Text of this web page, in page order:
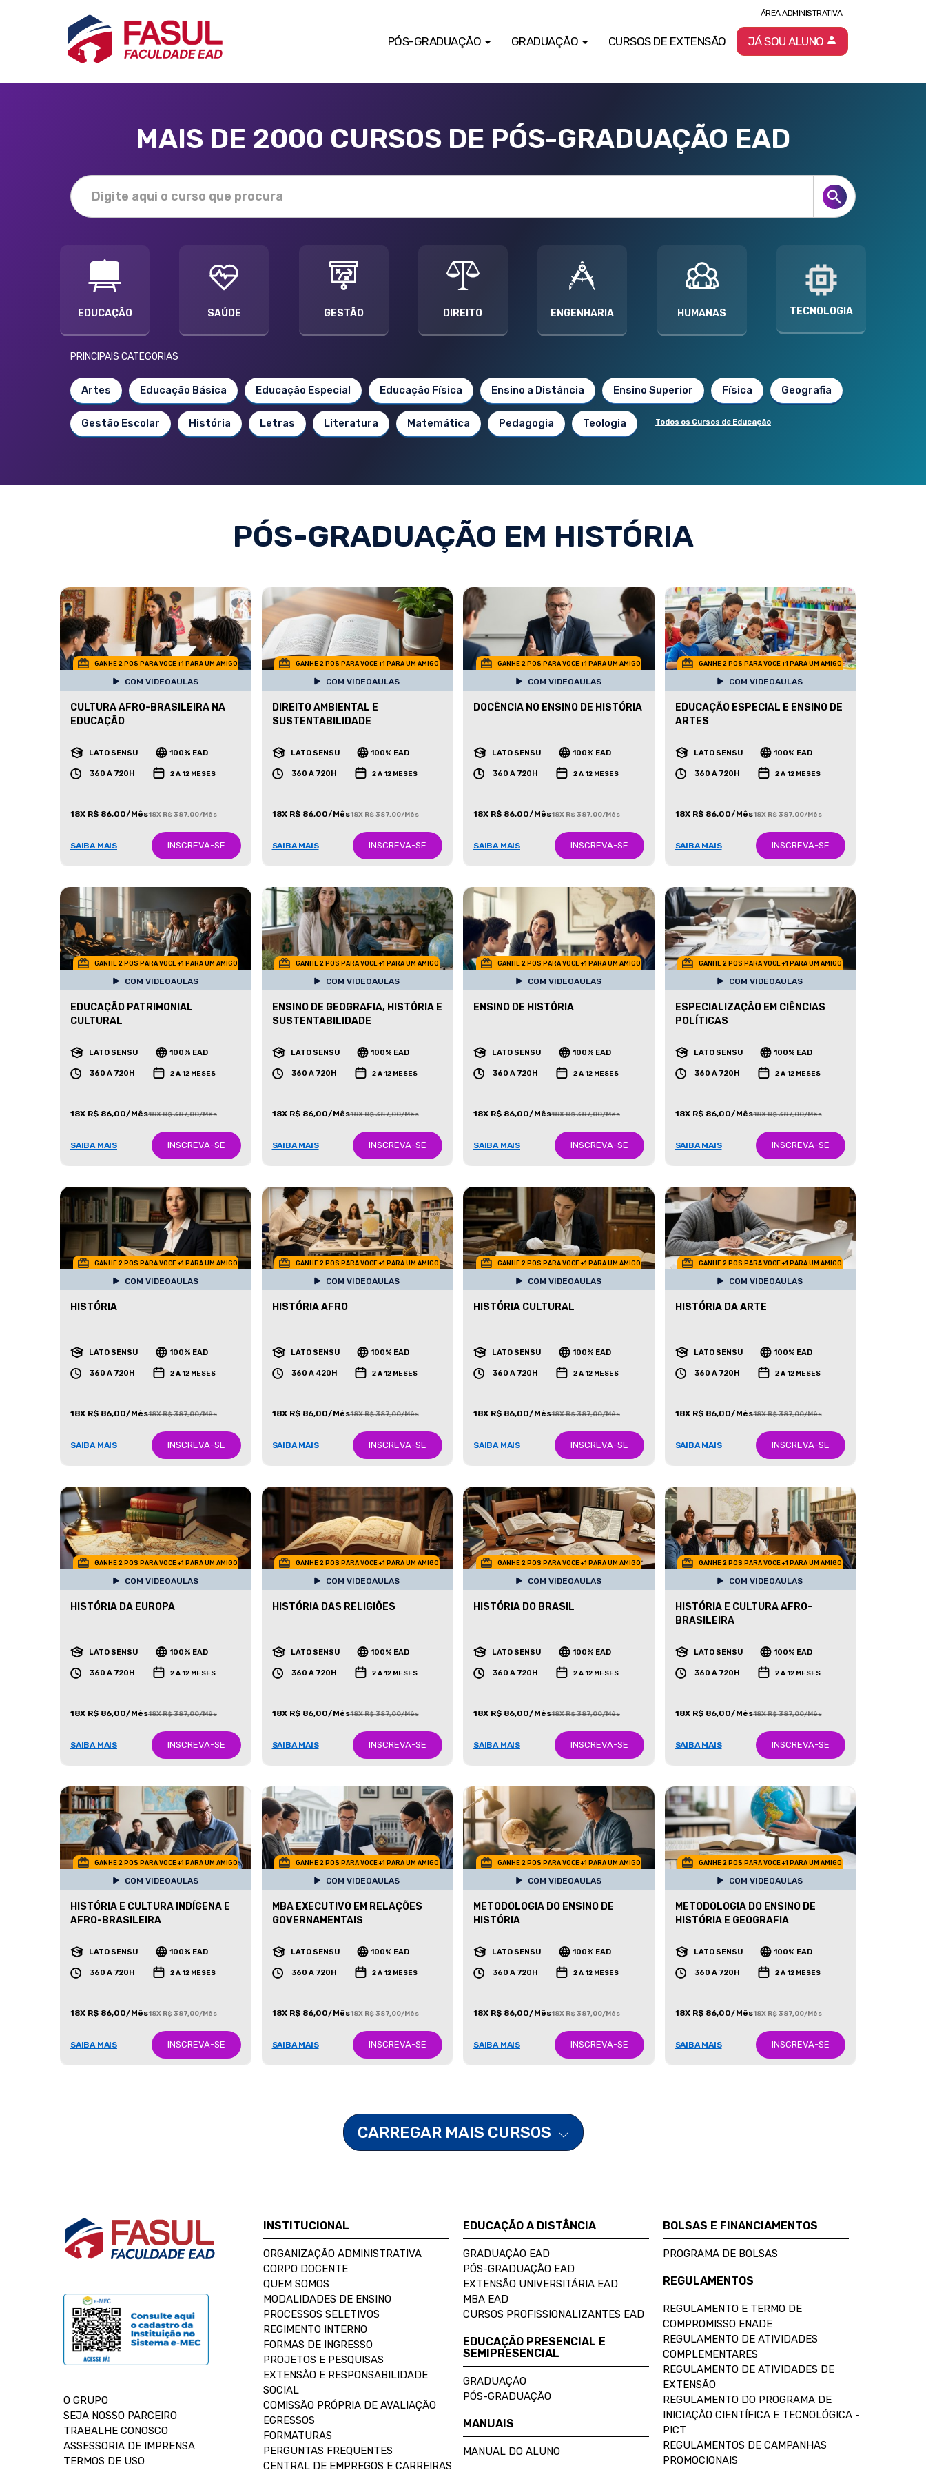
PÓS-GRADUAÇÃO GRADUAÇÃO CURSOS DE EXTENSÃO
ÁREA ADMINISTRATIVA
JÁ SOU ALUNO
MAIS DE 2000 CURSOS DE PÓS-GRADUAÇÃO EAD
EDUCAÇÃO SAÚDE GESTÃO DIREITO ENGENHARIA HUMANAS TECNOLOGIA
PRINCIPAIS CATEGORIAS
Artes Educação Básica Educação Especial Educação Física Ensino a Distância Ensino Superior Física Geografia
Gestão Escolar História Letras Literatura Matemática Pedagogia Teologia Todos os Cursos de Educação
PÓS-GRADUAÇÃO EM HISTÓRIA
GANHE 2 POS PARA VOCE +1 PARA UM AMIGO
COM VIDEOAULAS
CULTURA AFRO-BRASILEIRA NA
EDUCAÇÃO
LATO SENSU 100% EAD
360 A 720H 2 A 12 MESES
18X R$ 86,00/Mês18X R$ 387,00/Mês
SAIBA MAIS INSCREVA-SE
GANHE 2 POS PARA VOCE +1 PARA UM AMIGO
COM VIDEOAULAS
DIREITO AMBIENTAL E
SUSTENTABILIDADE
LATO SENSU 100% EAD
360 A 720H 2 A 12 MESES
18X R$ 86,00/Mês18X R$ 387,00/Mês
SAIBA MAIS INSCREVA-SE
GANHE 2 POS PARA VOCE +1 PARA UM AMIGO
COM VIDEOAULAS
DOCÊNCIA NO ENSINO DE HISTÓRIA
LATO SENSU 100% EAD
360 A 720H 2 A 12 MESES
18X R$ 86,00/Mês18X R$ 387,00/Mês
SAIBA MAIS INSCREVA-SE
GANHE 2 POS PARA VOCE +1 PARA UM AMIGO
COM VIDEOAULAS
EDUCAÇÃO ESPECIAL E ENSINO DE
ARTES
LATO SENSU 100% EAD
360 A 720H 2 A 12 MESES
18X R$ 86,00/Mês18X R$ 387,00/Mês
SAIBA MAIS INSCREVA-SE
GANHE 2 POS PARA VOCE +1 PARA UM AMIGO
COM VIDEOAULAS
EDUCAÇÃO PATRIMONIAL
CULTURAL
LATO SENSU 100% EAD
360 A 720H 2 A 12 MESES
18X R$ 86,00/Mês18X R$ 387,00/Mês
SAIBA MAIS INSCREVA-SE
GANHE 2 POS PARA VOCE +1 PARA UM AMIGO
COM VIDEOAULAS
ENSINO DE GEOGRAFIA, HISTÓRIA E
SUSTENTABILIDADE
LATO SENSU 100% EAD
360 A 720H 2 A 12 MESES
18X R$ 86,00/Mês18X R$ 387,00/Mês
SAIBA MAIS INSCREVA-SE
GANHE 2 POS PARA VOCE +1 PARA UM AMIGO
COM VIDEOAULAS
ENSINO DE HISTÓRIA
LATO SENSU 100% EAD
360 A 720H 2 A 12 MESES
18X R$ 86,00/Mês18X R$ 387,00/Mês
SAIBA MAIS INSCREVA-SE
GANHE 2 POS PARA VOCE +1 PARA UM AMIGO
COM VIDEOAULAS
ESPECIALIZAÇÃO EM CIÊNCIAS
POLÍTICAS
LATO SENSU 100% EAD
360 A 720H 2 A 12 MESES
18X R$ 86,00/Mês18X R$ 387,00/Mês
SAIBA MAIS INSCREVA-SE
GANHE 2 POS PARA VOCE +1 PARA UM AMIGO
COM VIDEOAULAS
HISTÓRIA
LATO SENSU 100% EAD
360 A 720H 2 A 12 MESES
18X R$ 86,00/Mês18X R$ 387,00/Mês
SAIBA MAIS INSCREVA-SE
GANHE 2 POS PARA VOCE +1 PARA UM AMIGO
COM VIDEOAULAS
HISTÓRIA AFRO
LATO SENSU 100% EAD
360 A 420H 2 A 12 MESES
18X R$ 86,00/Mês18X R$ 387,00/Mês
SAIBA MAIS INSCREVA-SE
GANHE 2 POS PARA VOCE +1 PARA UM AMIGO
COM VIDEOAULAS
HISTÓRIA CULTURAL
LATO SENSU 100% EAD
360 A 720H 2 A 12 MESES
18X R$ 86,00/Mês18X R$ 387,00/Mês
SAIBA MAIS INSCREVA-SE
GANHE 2 POS PARA VOCE +1 PARA UM AMIGO
COM VIDEOAULAS
HISTÓRIA DA ARTE
LATO SENSU 100% EAD
360 A 720H 2 A 12 MESES
18X R$ 86,00/Mês18X R$ 387,00/Mês
SAIBA MAIS INSCREVA-SE
GANHE 2 POS PARA VOCE +1 PARA UM AMIGO
COM VIDEOAULAS
HISTÓRIA DA EUROPA
LATO SENSU 100% EAD
360 A 720H 2 A 12 MESES
18X R$ 86,00/Mês18X R$ 387,00/Mês
SAIBA MAIS INSCREVA-SE
GANHE 2 POS PARA VOCE +1 PARA UM AMIGO
COM VIDEOAULAS
HISTÓRIA DAS RELIGIÕES
LATO SENSU 100% EAD
360 A 720H 2 A 12 MESES
18X R$ 86,00/Mês18X R$ 387,00/Mês
SAIBA MAIS INSCREVA-SE
GANHE 2 POS PARA VOCE +1 PARA UM AMIGO
COM VIDEOAULAS
HISTÓRIA DO BRASIL
LATO SENSU 100% EAD
360 A 720H 2 A 12 MESES
18X R$ 86,00/Mês18X R$ 387,00/Mês
SAIBA MAIS INSCREVA-SE
GANHE 2 POS PARA VOCE +1 PARA UM AMIGO
COM VIDEOAULAS
HISTÓRIA E CULTURA AFRO-
BRASILEIRA
LATO SENSU 100% EAD
360 A 720H 2 A 12 MESES
18X R$ 86,00/Mês18X R$ 387,00/Mês
SAIBA MAIS INSCREVA-SE
GANHE 2 POS PARA VOCE +1 PARA UM AMIGO
COM VIDEOAULAS
HISTÓRIA E CULTURA INDÍGENA E
AFRO-BRASILEIRA
LATO SENSU 100% EAD
360 A 720H 2 A 12 MESES
18X R$ 86,00/Mês18X R$ 387,00/Mês
SAIBA MAIS INSCREVA-SE
GANHE 2 POS PARA VOCE +1 PARA UM AMIGO
COM VIDEOAULAS
MBA EXECUTIVO EM RELAÇÕES
GOVERNAMENTAIS
LATO SENSU 100% EAD
360 A 720H 2 A 12 MESES
18X R$ 86,00/Mês18X R$ 387,00/Mês
SAIBA MAIS INSCREVA-SE
GANHE 2 POS PARA VOCE +1 PARA UM AMIGO
COM VIDEOAULAS
METODOLOGIA DO ENSINO DE
HISTÓRIA
LATO SENSU 100% EAD
360 A 720H 2 A 12 MESES
18X R$ 86,00/Mês18X R$ 387,00/Mês
SAIBA MAIS INSCREVA-SE
GANHE 2 POS PARA VOCE +1 PARA UM AMIGO
COM VIDEOAULAS
METODOLOGIA DO ENSINO DE
HISTÓRIA E GEOGRAFIA
LATO SENSU 100% EAD
360 A 720H 2 A 12 MESES
18X R$ 86,00/Mês18X R$ 387,00/Mês
SAIBA MAIS INSCREVA-SE
CARREGAR MAIS CURSOS
O GRUPO
SEJA NOSSO PARCEIRO
TRABALHE CONOSCO
ASSESSORIA DE IMPRENSA
TERMOS DE USO
INSTITUCIONAL
ORGANIZAÇÃO ADMINISTRATIVA
CORPO DOCENTE
QUEM SOMOS
MODALIDADES DE ENSINO
PROCESSOS SELETIVOS
REGIMENTO INTERNO
FORMAS DE INGRESSO
PROJETOS E PESQUISAS
EXTENSÃO E RESPONSABILIDADE
SOCIAL
COMISSÃO PRÓPRIA DE AVALIAÇÃO
EGRESSOS
FORMATURAS
PERGUNTAS FREQUENTES
CENTRAL DE EMPREGOS E CARREIRAS
EDUCAÇÃO A DISTÂNCIA
GRADUAÇÃO EAD
PÓS-GRADUAÇÃO EAD
EXTENSÃO UNIVERSITÁRIA EAD
MBA EAD
CURSOS PROFISSIONALIZANTES EAD
EDUCAÇÃO PRESENCIAL E
SEMIPRESENCIAL
GRADUAÇÃO
PÓS-GRADUAÇÃO
MANUAIS
MANUAL DO ALUNO
BOLSAS E FINANCIAMENTOS
PROGRAMA DE BOLSAS
REGULAMENTOS
REGULAMENTO E TERMO DE
COMPROMISSO ENADE
REGULAMENTO DE ATIVIDADES
COMPLEMENTARES
REGULAMENTO DE ATIVIDADES DE
EXTENSÃO
REGULAMENTO DO PROGRAMA DE
INICIAÇÃO CIENTÍFICA E TECNOLÓGICA -
PICT
REGULAMENTOS DE CAMPANHAS
PROMOCIONAIS